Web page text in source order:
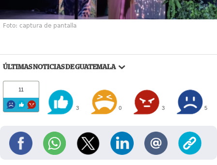
Foto: captura de pantalla
ÚLTIMAS NOTICIAS DE GUATEMALA
11
3 0 3 5